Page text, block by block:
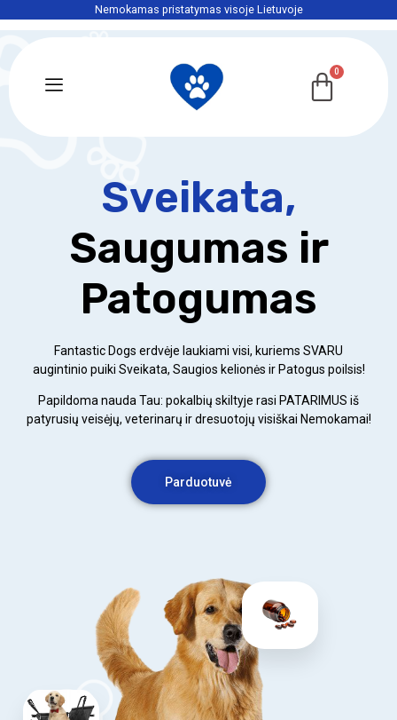
Nemokamas pristatymas visoje Lietuvoje
Sveikata,
Saugumas ir
Patogumas
Fantastic Dogs erdvėje laukiami visi, kuriems SVARU
augintinio puiki Sveikata, Saugios kelionės ir Patogus poilsis!
Papildoma nauda Tau: pokalbių skiltyje rasi PATARIMUS iš
patyrusių veisėjų, veterinarų ir dresuotojų visiškai Nemokamai!
Parduotuvė